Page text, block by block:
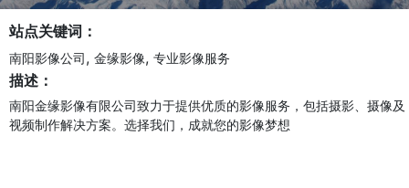
站点关键词：
南阳影像公司, 金缘影像, 专业影像服务
描述：
南阳金缘影像有限公司致力于提供优质的影像服务，包括摄影、摄像及
视频制作解决方案。选择我们，成就您的影像梦想